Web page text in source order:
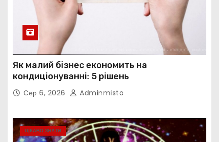
Як малий бізнес економить на
кондиціонуванні: 5 рішень
Сер 6, 2026 Adminmisto
ЦІКАВО ЗНАТИ